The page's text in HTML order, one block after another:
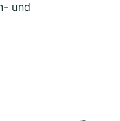
und